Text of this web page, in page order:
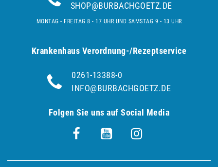
SHOP@BURBACHGOETZ.DE
MONTAG - FREITAG 8 - 17 UHR UND SAMSTAG 9 - 13 UHR
Krankenhaus Verordnung-/Rezeptservice
0261-13388-0
INFO@BURBACHGOETZ.DE
Folgen Sie uns auf Social Media